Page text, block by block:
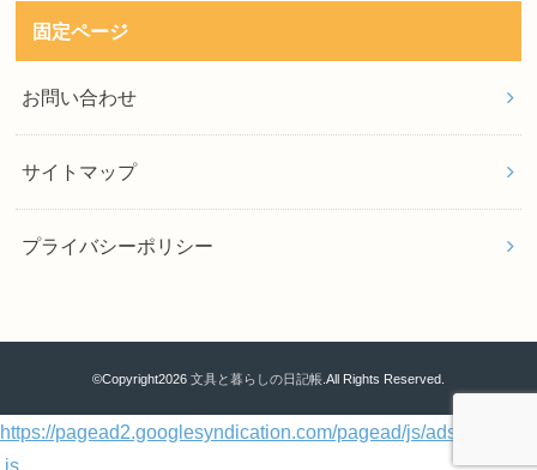
固定ページ
お問い合わせ
サイトマップ
プライバシーポリシー
©Copyright2026 文具と暮らしの日記帳.All Rights Reserved.
https://pagead2.googlesyndication.com/pagead/js/adsbygoogle